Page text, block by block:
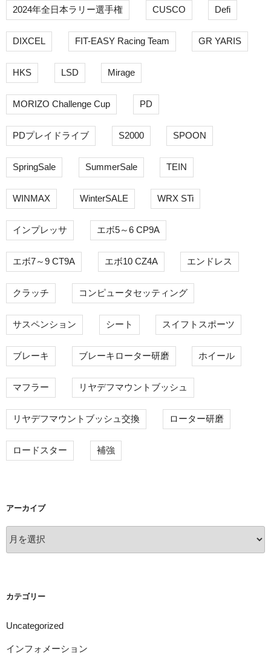
2024年全日本ラリー選手権 CUSCO Defi
DIXCEL FIT-EASY Racing Team GR YARIS
HKS LSD Mirage
MORIZO Challenge Cup PD
PDプレイドライブ S2000 SPOON
SpringSale SummerSale TEIN
WINMAX WinterSALE WRX STi
インプレッサ エボ5～6 CP9A
エボ7～9 CT9A エボ10 CZ4A エンドレス
クラッチ コンピュータセッティング
サスペンション シート スイフトスポーツ
ブレーキ ブレーキローター研磨 ホイール
マフラー リヤデフマウントブッシュ
リヤデフマウントブッシュ交換 ローター研磨
ロードスター 補強
アーカイブ
ー
カテゴリー
Uncategorized
インフォメーション